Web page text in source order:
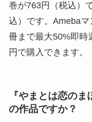
巻が763円（税込）
込）です。Ameba
冊まで最大50%即時
円で購入できます。
『やまとは恋の
の作品ですか？